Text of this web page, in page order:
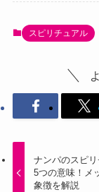
スピリチュアル
ナンパのスピ
5つの意味！メ
象徴を解説